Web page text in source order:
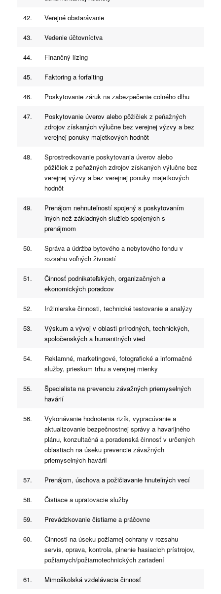
42. Verejné obstarávanie
43. Vedenie účtovníctva
44. Finančný lízing
45. Faktoring a forfaiting
46. Poskytovanie záruk na zabezpečenie colného dlhu
47.
Poskytovanie úverov alebo pôžičiek z peňažných
zdrojov získaných výlučne bez verejnej výzvy a bez
verejnej ponuky majetkových hodnôt
48.
Sprostredkovanie poskytovania úverov alebo
pôžičiek z peňažných zdrojov získaných výlučne bez
verejnej výzvy a bez verejnej ponuky majetkových
hodnôt
49.
Prenájom nehnuteľností spojený s poskytovaním
iných než základných služieb spojených s
prenájmom
50.
Správa a údržba bytového a nebytového fondu v
rozsahu voľných živností
51.
Činnosť podnikateľských, organizačných a
ekonomických poradcov
52. Inžinierske činnosti, technické testovanie a analýzy
53.
Výskum a vývoj v oblasti prírodných, technických,
spoločenských a humanitných vied
54.
Reklamné, marketingové, fotografické a informačné
služby, prieskum trhu a verejnej mienky
55.
Špecialista na prevenciu závažných priemyselných
havárií
56.
Vykonávanie hodnotenia rizík, vypracúvanie a
aktualizovanie bezpečnostnej správy a havarijného
plánu, konzultačná a poradenská činnosť v určených
oblastiach na úseku prevencie závažných
priemyselných havárií
57. Prenájom, úschova a požičiavanie hnuteľných vecí
58. Čistiace a upratovacie služby
59. Prevádzkovanie čistiarne a práčovne
60.
Činnosti na úseku požiarnej ochrany v rozsahu
servis, oprava, kontrola, plnenie hasiacich prístrojov,
požiarnych/požiarnotechnických zariadení
61. Mimoškolská vzdelávacia činnosť